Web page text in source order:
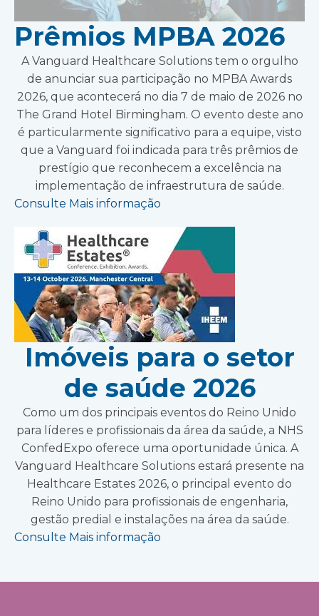
Prêmios MPBA 2026
A Vanguard Healthcare Solutions tem o orgulho
de anunciar sua participação no MPBA Awards
2026, que acontecerá no dia 7 de maio de 2026 no
The Grand Hotel Birmingham. O evento deste ano
é particularmente significativo para a equipe, visto
que a Vanguard foi indicada para três prêmios de
prestígio que reconhecem a excelência na
implementação de infraestrutura de saúde.
Consulte Mais informação
Imóveis para o setor
de saúde 2026
Como um dos principais eventos do Reino Unido
para líderes e profissionais da área da saúde, a NHS
ConfedExpo oferece uma oportunidade única. A
Vanguard Healthcare Solutions estará presente na
Healthcare Estates 2026, o principal evento do
Reino Unido para profissionais de engenharia,
gestão predial e instalações na área da saúde.
Consulte Mais informação